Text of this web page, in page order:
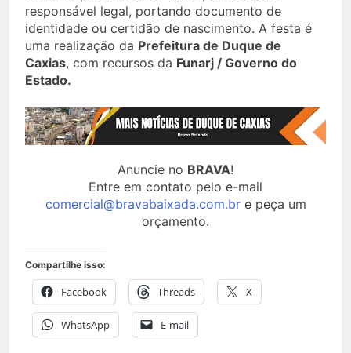
responsável legal, portando documento de
identidade ou certidão de nascimento. A festa é
uma realização da Prefeitura de Duque de
Caxias, com recursos da Funarj / Governo do
Estado.
Anuncie no BRAVA!
Entre em contato pelo e-mail
comercial@bravabaixada.com.bre peça um
orçamento.
Compartilhe isso:
Facebook Threads X
WhatsApp E-mail